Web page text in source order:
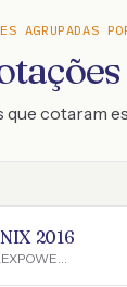
AGRUPADAS
cotaram
2016
ONIX HATCH LT 1.0 8V FLEXPOWER 5P MEC.